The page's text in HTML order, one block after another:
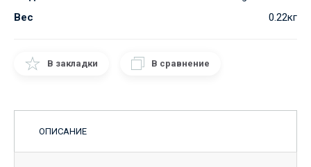
Вес
0.22кг
В закладки В сравнение
ОПИСАНИЕ